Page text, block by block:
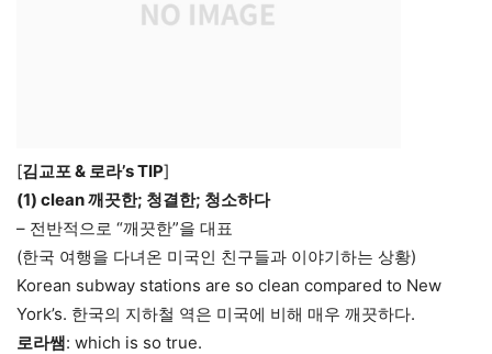
[김교포 & 로라’s TIP]
(1) clean 깨끗한; 청결한; 청소하다
– 전반적으로 “깨끗한”을 대표
(한국 여행을 다녀온 미국인 친구들과 이야기하는 상황)
Korean subway stations are so clean compared to New
York’s. 한국의 지하철 역은 미국에 비해 매우 깨끗하다.
로라쌤: which is so true.